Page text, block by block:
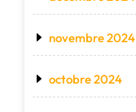
novembre 2024
octobre 2024